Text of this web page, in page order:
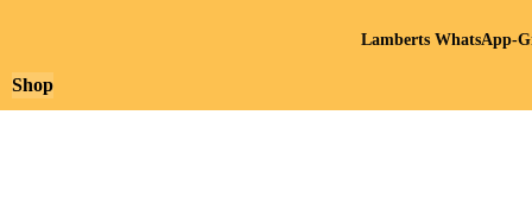
Shop
Lamberts WhatsApp-